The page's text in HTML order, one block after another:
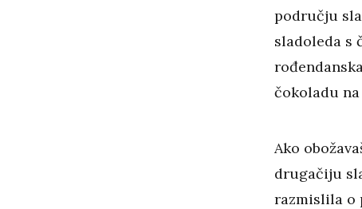
području
sladoleda s
čokoladu
Ako
drugačiju
razmislila o